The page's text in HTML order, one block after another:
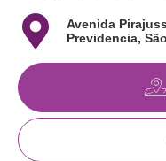
Avenida
Previdencia,